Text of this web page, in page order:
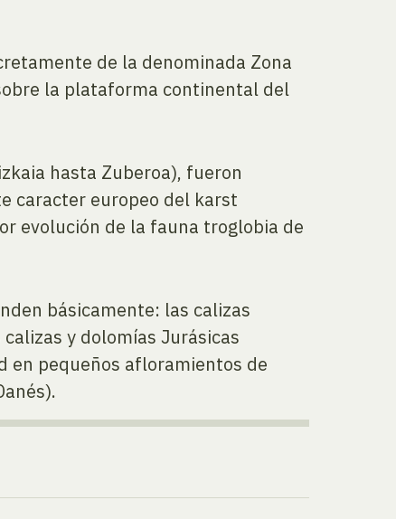
de la denominada Zona
la plataforma continental del
hasta Zuberoa), fueron
caracter europeo del karst
evolución de la fauna troglobia de
básicamente: las calizas
y dolomías Jurásicas
en pequeños afloramientos de